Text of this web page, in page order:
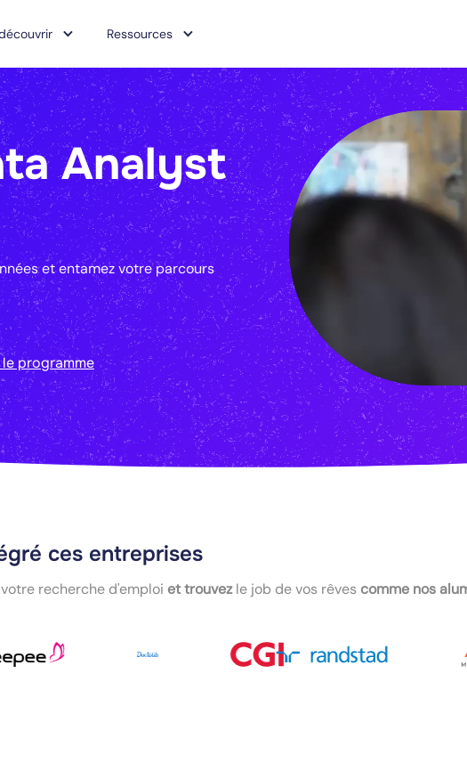
Ressources
Analyst
et entamez votre parcours
programme
ces entreprises
recherche d'emploi et trouvezle job de vos rêves comme nos